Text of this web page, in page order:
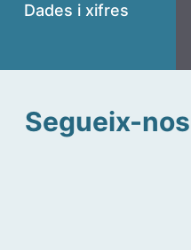
Dades i xifres
Segueix-